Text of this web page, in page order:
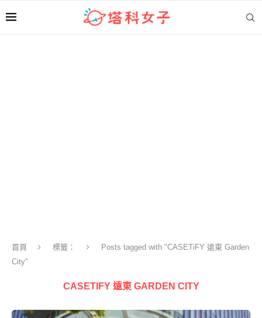
首頁 標籤：
Posts tagged with "CASETiFY 遠東 Garden
City"
CASETIFY 遠東 GARDEN CITY